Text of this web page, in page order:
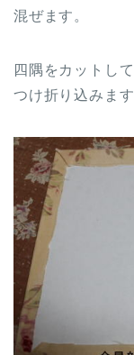
混ぜます。
四隅をカットし
つけ折り込みます